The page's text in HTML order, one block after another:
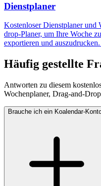
Dienstplaner
Kostenloser Dienstplaner und
drop-Planer, um Ihre Woche
exportieren und
Häufig gestellte
Antworten zu diesem
Wochenplaner, Drag-and-
Brauche ich ein Koalendar-